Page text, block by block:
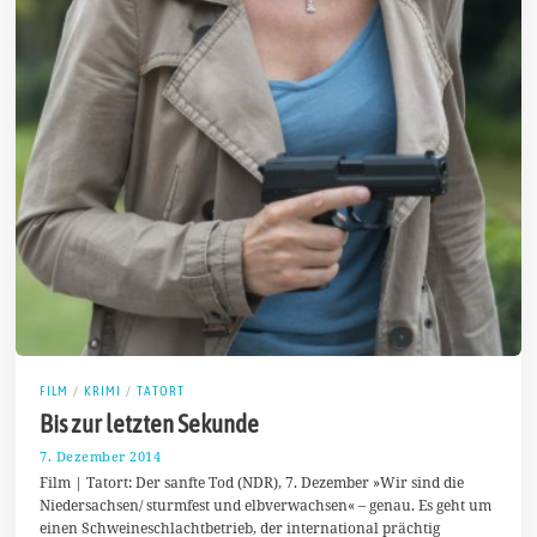
FILM / KRIMI / TATORT
Bis zur letzten Sekunde
7. Dezember 2014
D
e
z
Film | Tatort: Der sanfte Tod (NDR), 7. Dezember »Wir sind die
Niedersachsen/ sturmfest und elbverwachsen« – genau. Es geht um
einen Schweineschlachtbetrieb, der international prächtig